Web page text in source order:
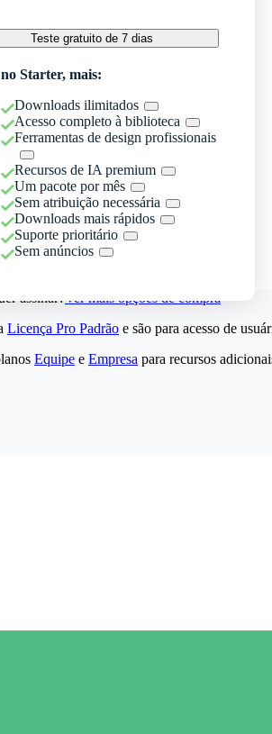
Teste gratuito de 7 dias
Starter, mais:
Downloads ilimitados
Acesso completo à biblioteca
Ferramentas de design profissionais
Recursos de IA premium
Um pacote por mês
Sem atribuição necessária
Downloads mais rápidos
Suporte prioritário
Sem anúncios
assinar?Ver mais opções de compra
Licença Pro Padrão e são para acesso de
Equipe e Empresa para recursos